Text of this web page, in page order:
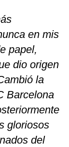
en mis
papel,
dio origen
la
Barcelona
gloriosos
del